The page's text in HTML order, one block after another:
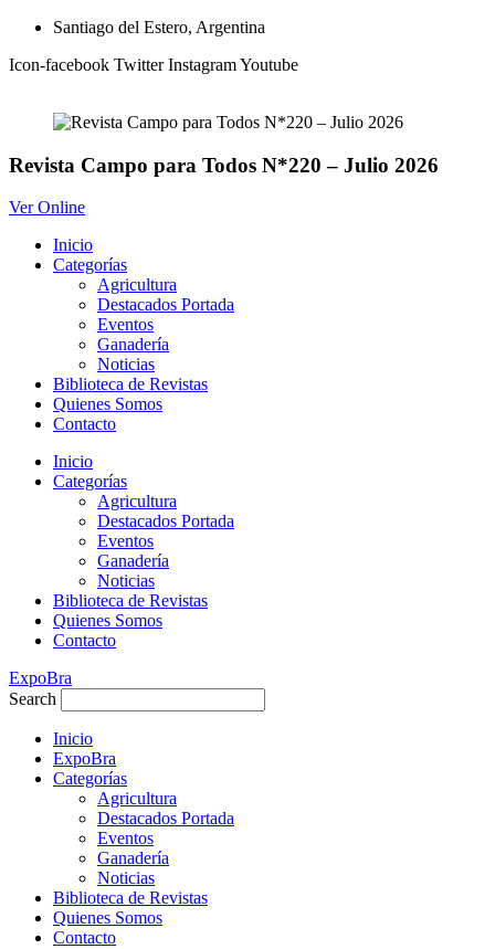
contenido
Santiago del Estero, Argentina
Icon-facebook Twitter InstagramYoutube
Revista Campo para Todos N*220 – Julio 2026
Ver Online
Inicio
Categorías
Agricultura
Destacados Portada
Eventos
Ganadería
Noticias
Biblioteca de Revistas
Quienes Somos
Contacto
Inicio
Categorías
Agricultura
Destacados Portada
Eventos
Ganadería
Noticias
Biblioteca de Revistas
Quienes Somos
Contacto
ExpoBra
Search
Inicio
ExpoBra
Categorías
Agricultura
Destacados Portada
Eventos
Ganadería
Noticias
Biblioteca de Revistas
Quienes Somos
Contacto